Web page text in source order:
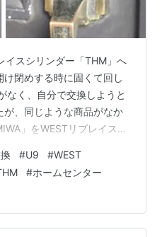
イスシリンダー「THM」へ
け閉めする時に固くて回し
なく、自分で交換しようと
、同じような商品がなか
」をWESTリプレイスシ
ける、「サムラッチ錠」
。 一昔前の一戸建てでは
年では新規採用されるこ
た、シリンダーはギザギザ
、確認すると、確かに開
#U9 #WEST
#ホームセンター